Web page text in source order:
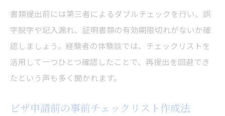
書類提出前には第三者によるダブルチェックを行い、誤
字脱字や記入漏れ、証明書類の有効期限切れがないか確
認しましょう。経験者の体験談では、チェックリストを
活用して一つひとつ確認したことで、再提出を回避でき
たという声も多く聞かれます。
ビザ申請前の事前チェックリスト作成法